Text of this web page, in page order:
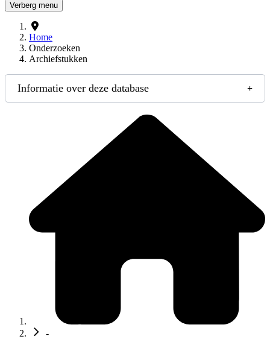
Verberg menu
Home
Onderzoeken
Archiefstukken
Informatie over deze database
-